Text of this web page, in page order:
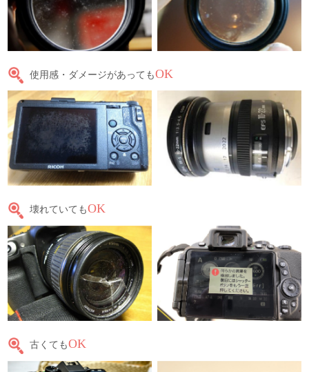
使用感・ダメージがあってもOK
壊れていてもOK
古くてもOK